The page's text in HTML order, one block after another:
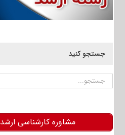
جستجو کنید
جستجو
مشاوره کارشناسی ارشد